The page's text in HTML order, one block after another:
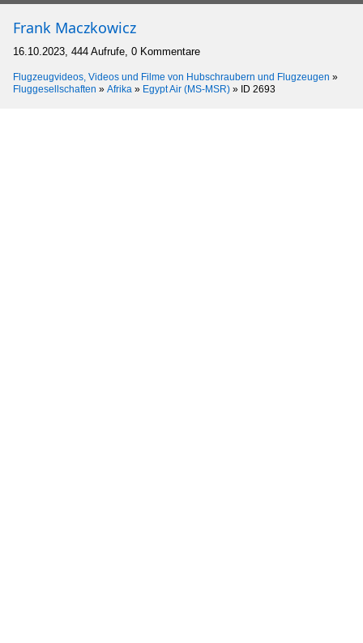
Frank Maczkowicz
16.10.2023, 444 Aufrufe, 0 Kommentare
Flugzeugvideos, Videos und Filme von Hubschraubern und Flugzeugen »
Fluggesellschaften » Afrika » Egypt Air (MS-MSR) » ID 2693